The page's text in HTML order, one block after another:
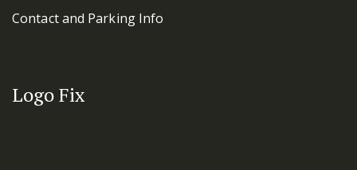
Contact and Parking Info
Logo Fix